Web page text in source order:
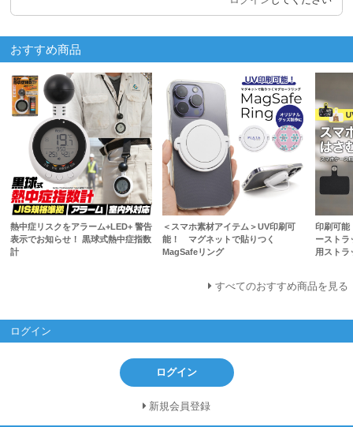
おすすめ商品
熱中症リスクをアラーム+LED+ 警告
表示でお知らせ！ 黒球式熱中症指数
計
＜スマホ素材アイテム＞UV印刷可
能！ マグネットで貼りつく
MagSafeリング
印刷可能
ースト
用スト
すべてのおすすめ商品を見る
ログイン
ログイン
新規会員登録